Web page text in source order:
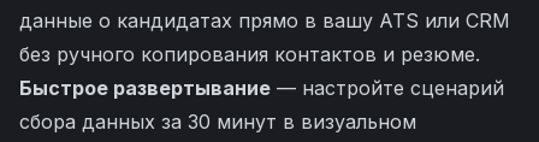
данные о кандидатах прямо в вашу ATS или CRM
без ручного копирования контактов и резюме.
Быстрое развертывание — настройте сценарий
сбора данных за 30 минут в визуальном